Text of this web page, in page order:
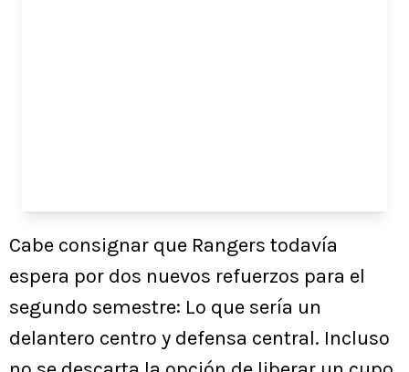
Cabe consignar que Rangers todavía
espera por dos nuevos refuerzos para el
segundo semestre: Lo que sería un
delantero centro y defensa central. Incluso